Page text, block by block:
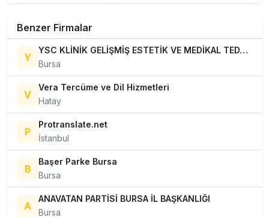
Benzer Firmalar
Y
YSC KLİNİK GELİŞMİŞ ESTETİK VE MEDİKAL TEDAVİLER
Bursa
V
Vera Tercüme ve Dil Hizmetleri
Hatay
P
Protranslate.net
İstanbul
B
Başer Parke Bursa
Bursa
A
ANAVATAN PARTİSİ BURSA İL BAŞKANLIĞI
Bursa